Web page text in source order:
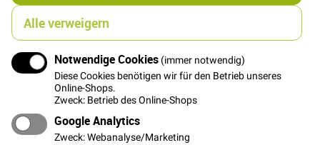
Alle verweigern
Notwendige Cookies (immer notwendig)
Diese Cookies benötigen wir für den Betrieb unseres
Online-Shops.
Zweck: Betrieb des Online-Shops
Google Analytics
Zweck: Webanalyse/Marketing
Details
Robuster Dekostoff mit sehr großflächigen Ginkgo
Blättern im Boudoir Style. Ideal für Vorhänge,
Sitzkissen und Taschen.
Die größten Ginkgo Blätter sind ca. 8cm x 12cm groß.
Rapporthöhe ca. 64cm